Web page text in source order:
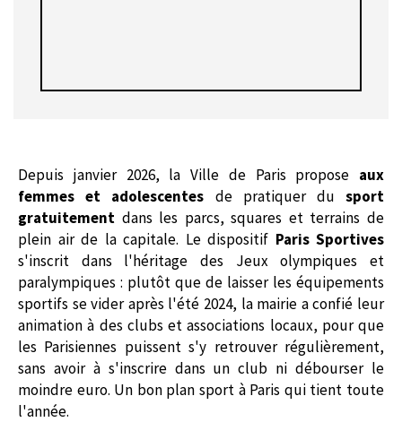
Depuis janvier 2026, la Ville de Paris propose aux
femmes et adolescentes de pratiquer dusport
gratuitement dans les parcs, squares et terrains de
plein air de la capitale. Le dispositif Paris Sportives
s'inscrit dans l'héritage des Jeux olympiques et
paralympiques : plutôt que de laisser les équipements
sportifs se vider après l'été 2024, la mairie a confié leur
animation à des clubs et associations locaux, pour que
les Parisiennes puissent s'y retrouver régulièrement,
sans avoir à s'inscrire dans un club ni débourser le
moindre euro. Un bon plan sport à Paris qui tient toute
l'année.